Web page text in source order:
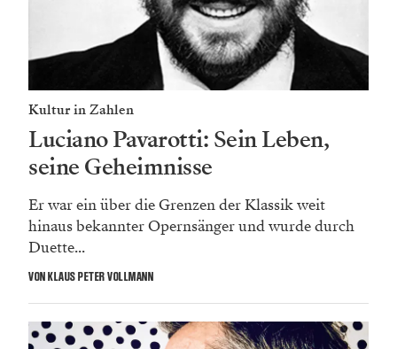
Kultur in Zahlen
Luciano Pavarotti: Sein Leben,
seine Geheimnisse
Er war ein über die Grenzen der Klassik weit
hinaus bekannter Opernsänger und wurde durch
Duette...
VON KLAUS PETER VOLLMANN